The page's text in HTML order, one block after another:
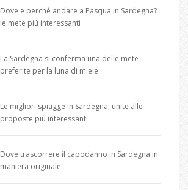
Dove e perchè andare a Pasqua in Sardegna?
le mete più interessanti
La Sardegna si conferma una delle mete
preferite per la luna di miele
Le migliori spiagge in Sardegna, unite alle
proposte più interessanti
Dove trascorrere il capodanno in Sardegna in
maniera originale